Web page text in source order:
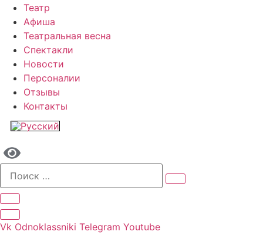
Театр
Афиша
Театральная весна
Спектакли
Новости
Персоналии
Отзывы
Контакты
Vk Odnoklassniki Telegram Youtube